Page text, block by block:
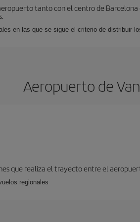
tanto con el centro de
en las que se sigue el criterio de distribuir
Aeropuerto de
que realiza el trayecto entre el
regionales